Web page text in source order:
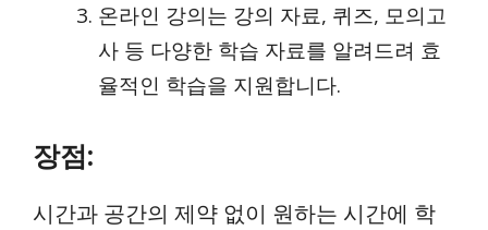
온라인 강의는 강의 자료, 퀴즈, 모의고
사 등 다양한 학습 자료를 알려드려 효
율적인 학습을 지원합니다.
장점:
시간과 공간의 제약 없이 원하는 시간에 학